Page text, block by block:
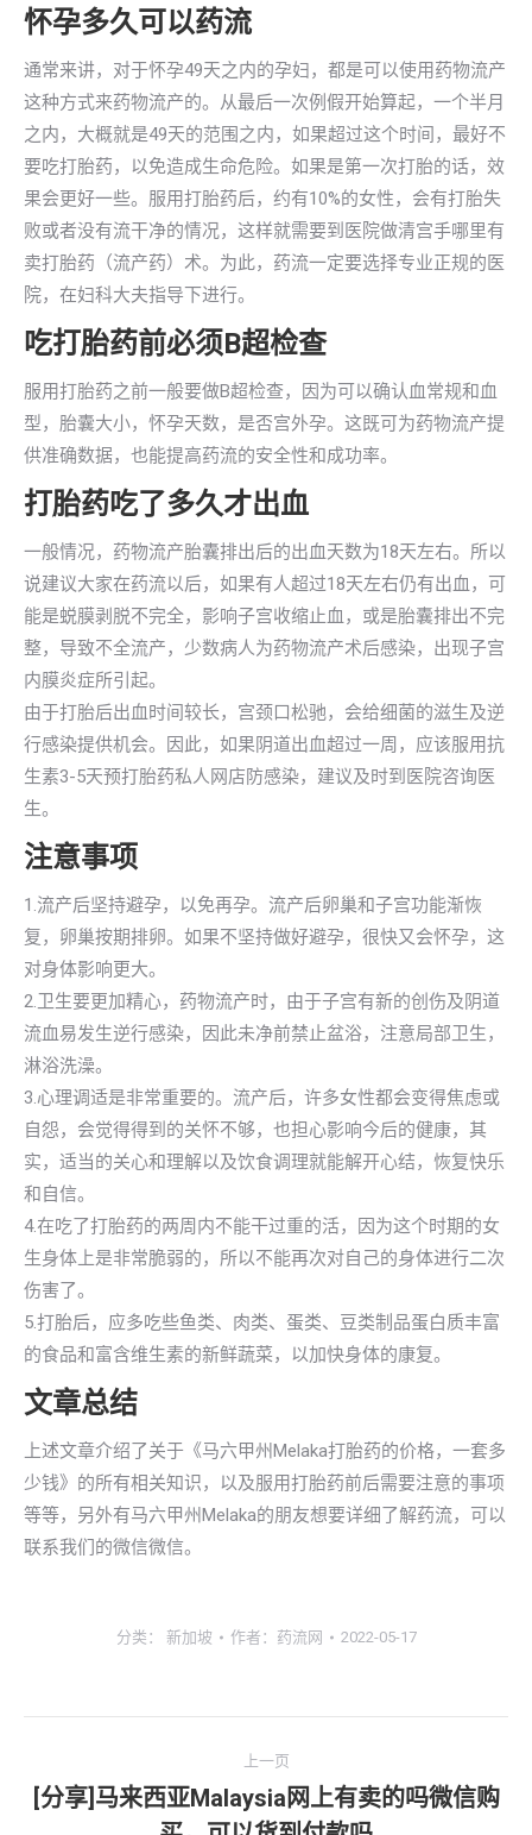
怀孕多久可以药流
通常来讲，对于怀孕49天之内的孕妇，都是可以使用药物流产
这种方式来药物流产的。从最后一次例假开始算起，一个半月
之内，大概就是49天的范围之内，如果超过这个时间，最好不
要吃打胎药，以免造成生命危险。如果是第一次打胎的话，效
果会更好一些。服用打胎药后，约有10%的女性，会有打胎失
败或者没有流干净的情况，这样就需要到医院做清宫手哪里有
卖打胎药（流产药）术。为此，药流一定要选择专业正规的医
院，在妇科大夫指导下进行。
吃打胎药前必须B超检查
服用打胎药之前一般要做B超检查，因为可以确认血常规和血
型，胎囊大小，怀孕天数，是否宫外孕。这既可为药物流产提
供准确数据，也能提高药流的安全性和成功率。
打胎药吃了多久才出血
一般情况，药物流产胎囊排出后的出血天数为18天左右。所以
说建议大家在药流以后，如果有人超过18天左右仍有出血，可
能是蜕膜剥脱不完全，影响子宫收缩止血，或是胎囊排出不完
整，导致不全流产，少数病人为药物流产术后感染，出现子宫
内膜炎症所引起。
由于打胎后出血时间较长，宫颈口松驰，会给细菌的滋生及逆
行感染提供机会。因此，如果阴道出血超过一周，应该服用抗
生素3-5天预打胎药私人网店防感染，建议及时到医院咨询医
生。
注意事项
1.流产后坚持避孕，以免再孕。流产后卵巢和子宫功能渐恢
复，卵巢按期排卵。如果不坚持做好避孕，很快又会怀孕，这
对身体影响更大。
2.卫生要更加精心，药物流产时，由于子宫有新的创伤及阴道
流血易发生逆行感染，因此未净前禁止盆浴，注意局部卫生，
淋浴洗澡。
3.心理调适是非常重要的。流产后，许多女性都会变得焦虑或
自怨，会觉得得到的关怀不够，也担心影响今后的健康，其
实，适当的关心和理解以及饮食调理就能解开心结，恢复快乐
和自信。
4.在吃了打胎药的两周内不能干过重的活，因为这个时期的女
生身体上是非常脆弱的，所以不能再次对自己的身体进行二次
伤害了。
5.打胎后，应多吃些鱼类、肉类、蛋类、豆类制品蛋白质丰富
的食品和富含维生素的新鲜蔬菜，以加快身体的康复。
文章总结
上述文章介绍了关于《马六甲州Melaka打胎药的价格，一套多
少钱》的所有相关知识，以及服用打胎药前后需要注意的事项
等等，另外有马六甲州Melaka的朋友想要详细了解药流，可以
联系我们的微信微信。
分类： 新加坡 作者： 药流网 2022-05-17
章
上一页
[分享]马来西亚Malaysia网上有卖的吗微信购